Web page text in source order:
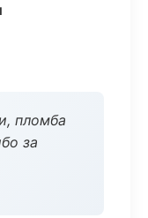
пломба
за